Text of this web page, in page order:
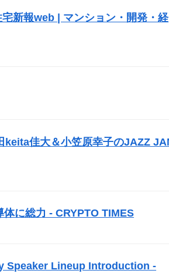
新報web | マンション・開発・経
keita佳大＆小笠原幸子のJAZZ
に総力 - CRYPTO TIMES
Speaker Lineup Introduction -